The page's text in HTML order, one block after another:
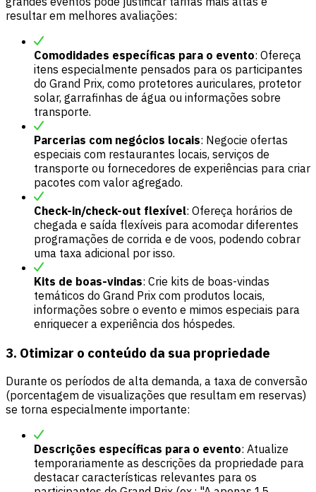
resultar em melhores avaliações:
Comodidades específicas para o evento: Ofereça
itens especialmente pensados para os participantes
do Grand Prix, como protetores auriculares, protetor
solar, garrafinhas de água ou informações sobre
transporte.
Parcerias com negócios locais: Negocie ofertas
especiais com restaurantes locais, serviços de
transporte ou fornecedores de experiências para criar
pacotes com valor agregado.
Check-in/check-out flexível: Ofereça horários de
chegada e saída flexíveis para acomodar diferentes
programações de corrida e de voos, podendo cobrar
uma taxa adicional por isso.
Kits de boas-vindas: Crie kits de boas-vindas
temáticos do Grand Prix com produtos locais,
informações sobre o evento e mimos especiais para
enriquecer a experiência dos hóspedes.
3. Otimizar o conteúdo da sua propriedade
Durante os períodos de alta demanda, a taxa de conversão
(porcentagem de visualizações que resultam em reservas)
se torna especialmente importante:
Descrições específicas para o evento: Atualize
temporariamente as descrições da propriedade para
destacar características relevantes para os